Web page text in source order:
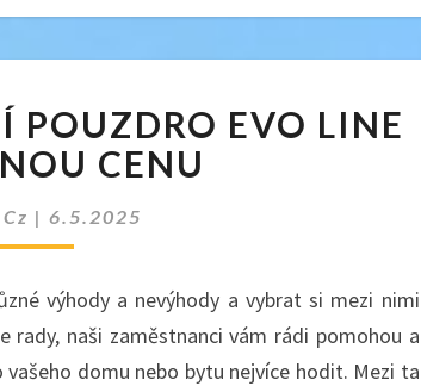
STAVEBNÍ
POUZDRO
EVO
POUZDRO EVO LINE
CENU
| 6.5.2025
výhody a nevýhody a vybrat si mezi nimi
rady, naši zaměstnanci vám rádi pomohou a
domu nebo bytu nejvíce hodit. Mezi ta